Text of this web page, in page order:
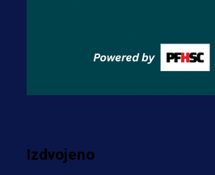
za pranje novca,
prostorije FK
Izdvojeno